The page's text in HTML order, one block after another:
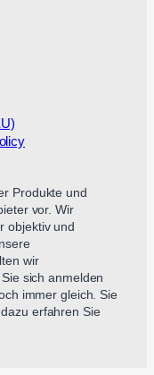
Produkte und
vor. Wir
objektiv und
wir
sich anmelden
immer gleich. Sie
erfahren Sie